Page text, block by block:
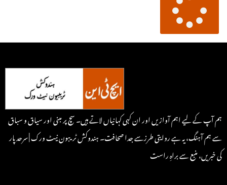
ہم آپ کے لیے اہم آوازیں اور ان کہی کہانیاں لاتے ہیں۔ سچ پر مبنی اور سیاق و سباق
سے ہم آہنگ، یہ ہے روایتی طرزسے جدا صحافت۔ ہندوکش ٹریبون نیٹ ورک | سرحد پار
کی خبریں، منبع سے براہِ راست